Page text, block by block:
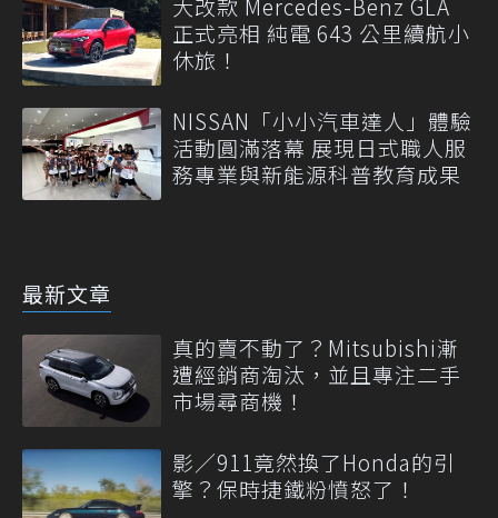
正式亮相 純電 643 公里續航小
休旅！
NISSAN「小小汽車達人」體驗
活動圓滿落幕 展現日式職人服
務專業與新能源科普教育成果
最新文章
真的賣不動了？Mitsubishi漸
遭經銷商淘汰，並且專注二手
市場尋商機！
影／911竟然換了Honda的引
擎？保時捷鐵粉憤怒了！